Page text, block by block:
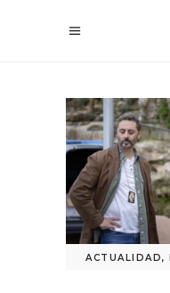
ACTUALIDAD,